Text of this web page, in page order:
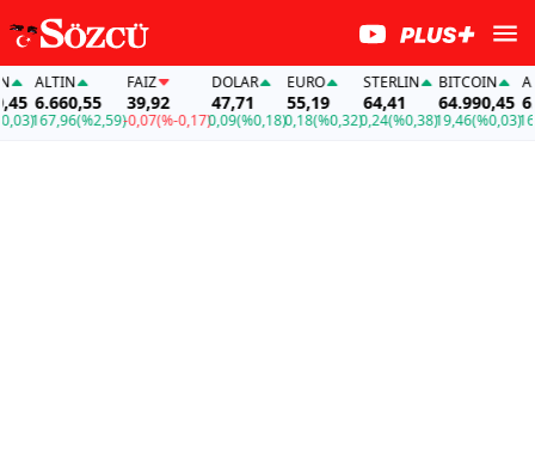
ALTIN
6.660,55
167,96(%2,59)
FAİZ
39,92
-0,07(%-0,17)
DOLAR
47,71
0,09(%0,18)
EURO
55,19
0,18(%0,32)
STERLIN
64,41
0,24(%0,38)
BITCOIN
64.990,45
19,46(%0,03)